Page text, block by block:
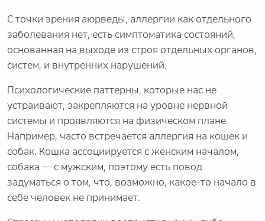
С точки зрения аюрведы, аллергии как отдельного
заболевания нет, есть симптоматика состояний,
основанная на выходе из строя отдельных органов,
систем, и внутренних нарушений.
Психологические паттерны, которые нас не
устраивают, закрепляются на уровне нервной
системы и проявляются на физическом плане.
Например, часто встречается аллергия на кошек и
собак. Кошка ассоциируется с женским началом,
собака — с мужским, поэтому есть повод
задуматься о том, что, возможно, какое-то начало в
себе человек не принимает.